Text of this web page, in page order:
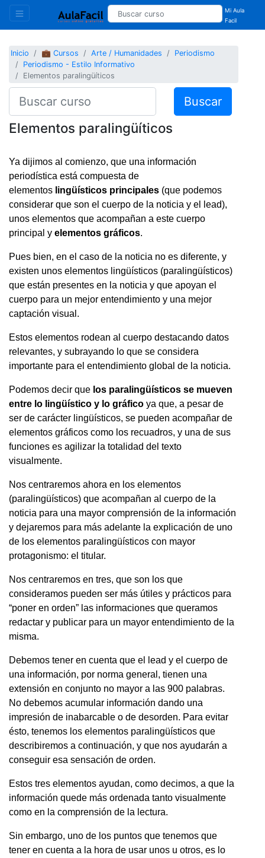
Mi Aula
Facil
Inicio 💼 Cursos Arte / Humanidades
Periodismo
Periodismo - Estilo Informativo
Elementos paralingüíticos
Buscar
Elementos paralingüíticos
Ya dijimos al comienzo, que una información
periodística está compuesta de
elementos lingüísticos principales (que podemos
considerar que son el cuerpo de la noticia y el lead),
unos elementos que acompañan a este cuerpo
principal y elementos gráficos.
Pues bien, en el caso de la noticia no es diferente, y
existen unos elementos lingüísticos (paralingüísticos)
que están presentes en la noticia y que apoyan el
cuerpo para un mejor entendimiento y una mejor
captación visual.
Estos elementos rodean al cuerpo destacando datos
relevantes, y subrayando lo que se considera
importante para el entendimiento global de la noticia.
Podemos decir que los paralingüísticos se mueven
entre lo lingüístico y lo gráfico ya que, a pesar de
ser de carácter lingüísticos, se pueden acompañar de
elementos gráficos como los recuadros, y una de sus
funciones es agilizar la totalidad del texto
visualmente.
Nos centraremos ahora en los elementos
(paralingüísticos) que acompañan al cuerpo de la
noticia para una mayor comprensión de la información
y dejaremos para más adelante la explicación de uno
de los elementos paralingüísticos con mayor
protagonismo: el titular.
Nos centraremos en tres, que son los que
consideramos pueden ser más útiles y prácticos para
“poner en orden” las informaciones que queramos
redactar y publicar para un mayor entendimiento de la
misma.
Debemos tener en cuenta que el lead y el cuerpo de
una información, por norma general, tienen una
extensión en conjunto no mayor a las 900 palabras.
No debemos acumular información dando una
impresión de inabarcable o de desorden. Para evitar
ésto, tenemos los elementos paralingüísticos que
describiremos a continuación, y que nos ayudarán a
conseguir esa sensación de orden.
Estos tres elementos ayudan, como decimos, a que la
información quede más ordenada tanto visualmente
como en la comprensión de la lectura.
Sin embargo, uno de los puntos que tenemos que
tener en cuenta a la hora de usar unos u otros, es lo